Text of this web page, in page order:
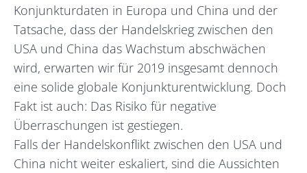
Konjunkturdaten in Europa und China und der
Tatsache, dass der Handelskrieg zwischen den
USA und China das Wachstum abschwächen
wird, erwarten wir für 2019 insgesamt dennoch
eine solide globale Konjunkturentwicklung. Doch
Fakt ist auch: Das Risiko für negative
Überraschungen ist gestiegen.
Falls der Handelskonflikt zwischen den USA und
China nicht weiter eskaliert, sind die Aussichten